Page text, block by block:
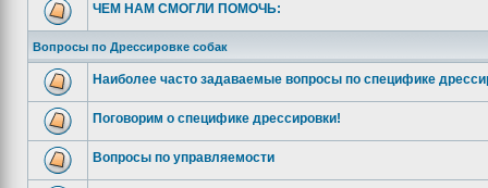
ЧЕМ НАМ СМОГЛИ ПОМОЧЬ:
Вопросы по Дрессировке собак
Наиболее часто задаваемые вопросы по специфике
Поговорим о специфике дрессировки!
Вопросы по управляемости